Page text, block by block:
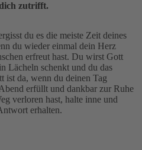
zutrifft.
du es die meiste Zeit deines
du wieder einmal dein Herz
erfreut hast. Du wirst Gott
Lächeln schenkt und du das
ist da, wenn du deinen Tag
erfüllt und dankbar zur Ruhe
verloren hast, halte inne und
erhalten.